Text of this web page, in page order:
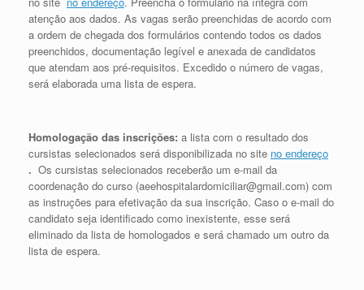
atenção aos dados. As vagas serão preenchidas de acordo com
a ordem de chegada dos formulários contendo todos os dados
preenchidos, documentação legível e anexada de candidatos
que atendam aos pré-requisitos. Excedido o número de vagas,
será elaborada uma lista de espera.
Homologação das inscrições: a lista com o resultado dos
cursistas selecionados será disponibilizada no site no endereço
. Os cursistas selecionados receberão um e-mail da
coordenação do curso (aeehospitalardomiciliar@gmail.com) com
as instruções para efetivação da sua inscrição. Caso o e-mail do
candidato seja identificado como inexistente, esse será
eliminado da lista de homologados e será chamado um outro da
lista de espera.